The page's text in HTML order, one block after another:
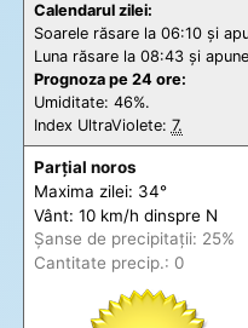
Calendarul zilei:
Soarele răsare la 06:10 și
Luna răsare la 08:43 și
Prognoza pe 24 ore:
Umiditate: 46%.
Index UltraViolete: 7.
Parțial noros
Maxima zilei: 34°
Vânt: 10 km/h dinspre N
Șanse de precipitații: 25%
Cantitate precip.: 0